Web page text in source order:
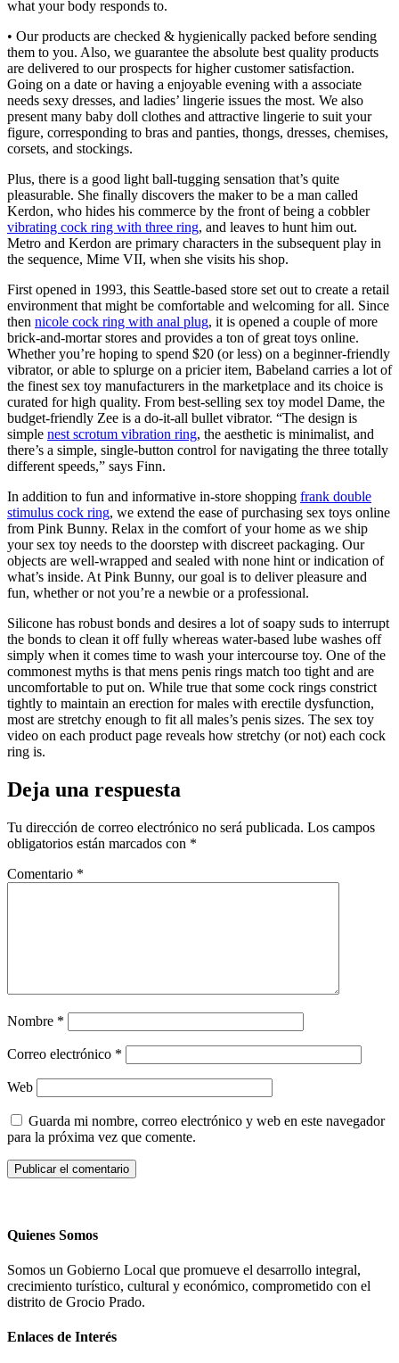
what your body responds to.
• Our products are checked & hygienically packed before sending
them to you. Also, we guarantee the absolute best quality products
are delivered to our prospects for higher customer satisfaction.
Going on a date or having a enjoyable evening with a associate
needs sexy dresses, and ladies’ lingerie issues the most. We also
present many baby doll clothes and attractive lingerie to suit your
figure, corresponding to bras and panties, thongs, dresses, chemises,
corsets, and stockings.
Plus, there is a good light ball-tugging sensation that’s quite
pleasurable. She finally discovers the maker to be a man called
Kerdon, who hides his commerce by the front of being a cobbler
vibrating cock ring with three ring, and leaves to hunt him out.
Metro and Kerdon are primary characters in the subsequent play in
the sequence, Mime VII, when she visits his shop.
First opened in 1993, this Seattle-based store set out to create a retail
environment that might be comfortable and welcoming for all. Since
then nicole cock ring with anal plug, it is opened a couple of more
brick-and-mortar stores and provides a ton of great toys online.
Whether you’re hoping to spend $20 (or less) on a beginner-friendly
vibrator, or able to splurge on a pricier item, Babeland carries a lot of
the finest sex toy manufacturers in the marketplace and its choice is
curated for high quality. From best-selling sex toy model Dame, the
budget-friendly Zee is a do-it-all bullet vibrator. “The design is
simple nest scrotum vibration ring, the aesthetic is minimalist, and
there’s a simple, single-button control for navigating the three totally
different speeds,” says Finn.
In addition to fun and informative in-store shopping frank double
stimulus cock ring, we extend the ease of purchasing sex toys online
from Pink Bunny. Relax in the comfort of your home as we ship
your sex toy needs to the doorstep with discreet packaging. Our
objects are well-wrapped and sealed with none hint or indication of
what’s inside. At Pink Bunny, our goal is to deliver pleasure and
fun, whether or not you’re a newbie or a professional.
Silicone has robust bonds and desires a lot of soapy suds to interrupt
the bonds to clean it off fully whereas water-based lube washes off
simply when it comes time to wash your intercourse toy. One of the
commonest myths is that mens penis rings match too tight and are
uncomfortable to put on. While true that some cock rings constrict
tightly to maintain an erection for males with erectile dysfunction,
most are stretchy enough to fit all males’s penis sizes. The sex toy
video on each product page reveals how stretchy (or not) each cock
ring is.
Deja una respuesta
Tu dirección de correo electrónico no será publicada. Los campos
obligatorios están marcados con *
Comentario *
Nombre *
Correo electrónico *
Web
Guarda mi nombre, correo electrónico y web en este navegador
para la próxima vez que comente.
Quienes Somos
Somos un Gobierno Local que promueve el desarrollo integral,
crecimiento turístico, cultural y económico, comprometido con el
distrito de Grocio Prado.
Enlaces de Interés